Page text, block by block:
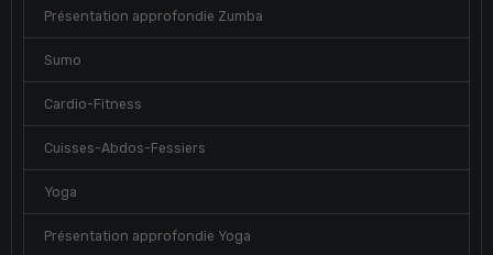
Présentation approfondie Zumba
Sumo
Cardio-Fitness
Cuisses-Abdos-Fessiers
Yoga
Présentation approfondie Yoga